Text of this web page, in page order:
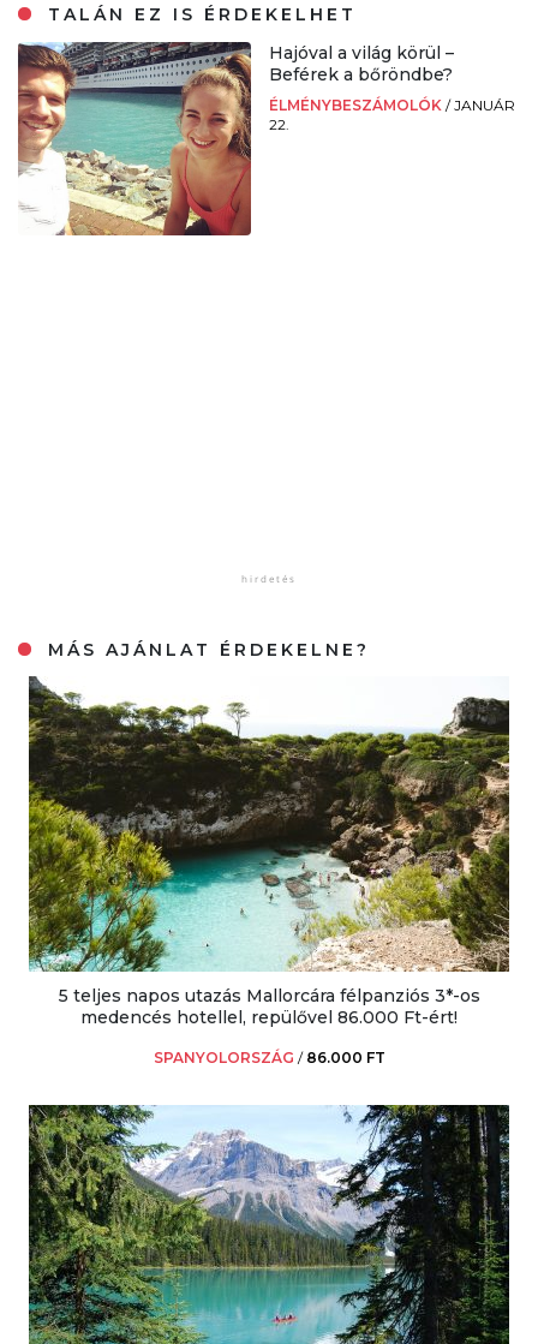
TALÁN EZ IS ÉRDEKELHET
Hajóval a világ körül –
Beférek a bőröndbe?
ÉLMÉNYBESZÁMOLÓK /JANUÁR
22.
MÁS AJÁNLAT ÉRDEKELNE?
5 teljes napos utazás Mallorcára félpanziós 3*-os
medencés hotellel, repülővel 86.000 Ft-ért!
SPANYOLORSZÁG / 86.000 FT